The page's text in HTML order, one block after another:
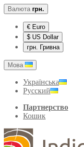
Валюта грн.
€ Euro
$ US Dollar
грн. Гривна
Мова
Українська
Русский
Партнерство
Кошик